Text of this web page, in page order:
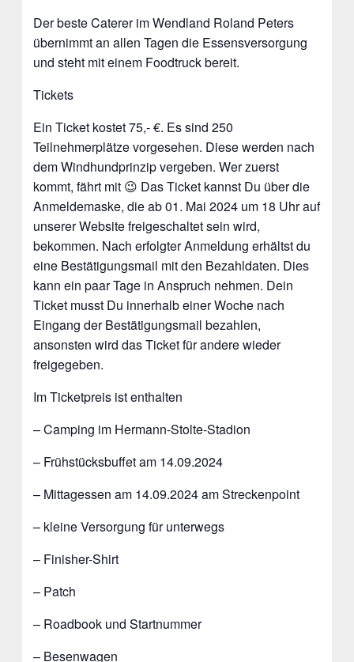
Der beste Caterer im Wendland Roland Peters
übernimmt an allen Tagen die Essensversorgung
und steht mit einem Foodtruck bereit.
Tickets
Ein Ticket kostet 75,- €. Es sind 250
Teilnehmerplätze vorgesehen. Diese werden nach
dem Windhundprinzip vergeben. Wer zuerst
kommt, fährt mit 😉 Das Ticket kannst Du über die
Anmeldemaske, die ab 01. Mai 2024 um 18 Uhr auf
unserer Website freigeschaltet sein wird,
bekommen. Nach erfolgter Anmeldung erhältst du
eine Bestätigungsmail mit den Bezahldaten. Dies
kann ein paar Tage in Anspruch nehmen. Dein
Ticket musst Du innerhalb einer Woche nach
Eingang der Bestätigungsmail bezahlen,
ansonsten wird das Ticket für andere wieder
freigegeben.
Im Ticketpreis ist enthalten
– Camping im Hermann-Stolte-Stadion
– Frühstücksbuffet am 14.09.2024
– Mittagessen am 14.09.2024 am Streckenpoint
– kleine Versorgung für unterwegs
– Finisher-Shirt
– Patch
– Roadbook und Startnummer
– Besenwagen